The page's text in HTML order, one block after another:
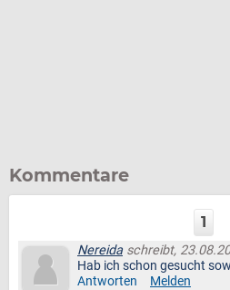
Kommentare
1
Nereida schreibt,
Hab ich schon gesucht
Antworten
Melden